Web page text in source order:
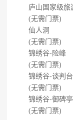
庐山国家级旅
(无需门票)
仙人洞
(无需门票)
锦绣谷-险峰
(无需门票)
锦绣谷-谈判台
(无需门票)
锦绣谷-御碑亭
(无需门票)